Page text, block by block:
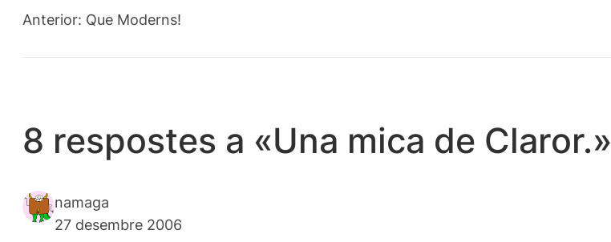
Anterior: Que Moderns!
8 respostes a «Una mica de Claror.»
namaga
27 desembre 2006